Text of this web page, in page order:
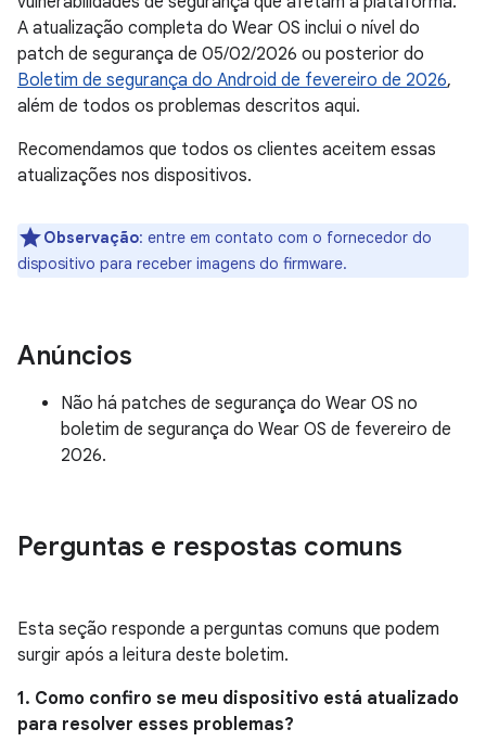
A atualização completa do Wear OS inclui o nível do
patch de segurança de 05/02/2026 ou posterior do
Boletim de segurança do Android de fevereiro de 2026,
além de todos os problemas descritos aqui.
Recomendamos que todos os clientes aceitem essas
atualizações nos dispositivos.
Observação: entre em contato com o fornecedor do
dispositivo para receber imagens do firmware.
Anúncios
Não há patches de segurança do Wear OS no
boletim de segurança do Wear OS de fevereiro de
2026.
Perguntas e respostas comuns
Esta seção responde a perguntas comuns que podem
surgir após a leitura deste boletim.
1. Como confiro se meu dispositivo está atualizado
para resolver esses problemas?